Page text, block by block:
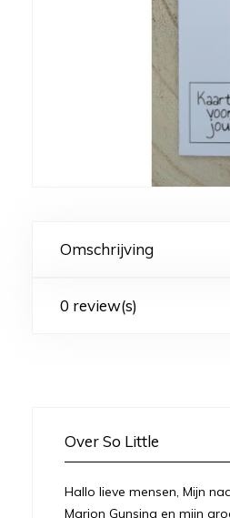
Omschrijving
0 review(s)
Over So Little
Hallo lieve mensen, Mijn
Marjon Gunsing en mijn